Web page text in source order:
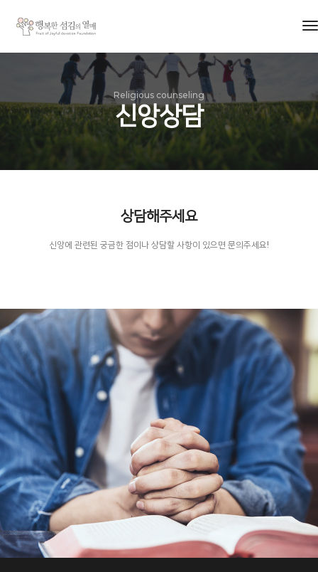
Religious counseling
신앙상담
상담해주세요
신앙에 관련된 궁금한 점이나 상담할 사항이 있으면 문의주세요!